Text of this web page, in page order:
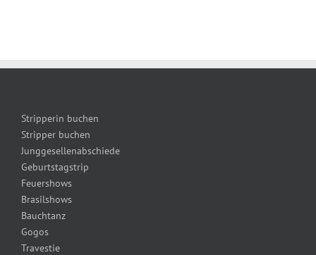
Stripperin buchen
Stripper buchen
Junggesellenabschiede
Geburtstagstrip
Feuershows
Brasilshows
Bauchtanz
Gogos
Travestie